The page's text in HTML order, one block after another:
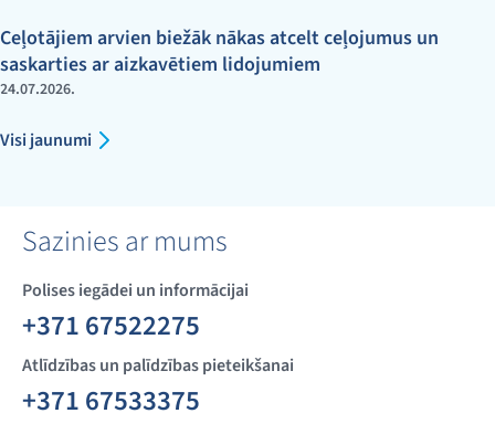
Ceļotājiem arvien biežāk nākas atcelt ceļojumus un
saskarties ar aizkavētiem lidojumiem
24.07.2026.
Visi jaunumi
Sazinies ar mums
Polises iegādei un informācijai
+371 67522275
Atlīdzības un palīdzības pieteikšanai
+371 67533375